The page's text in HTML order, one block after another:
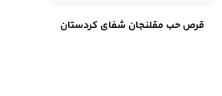
قرص حب مقلنجان شفای کردستان